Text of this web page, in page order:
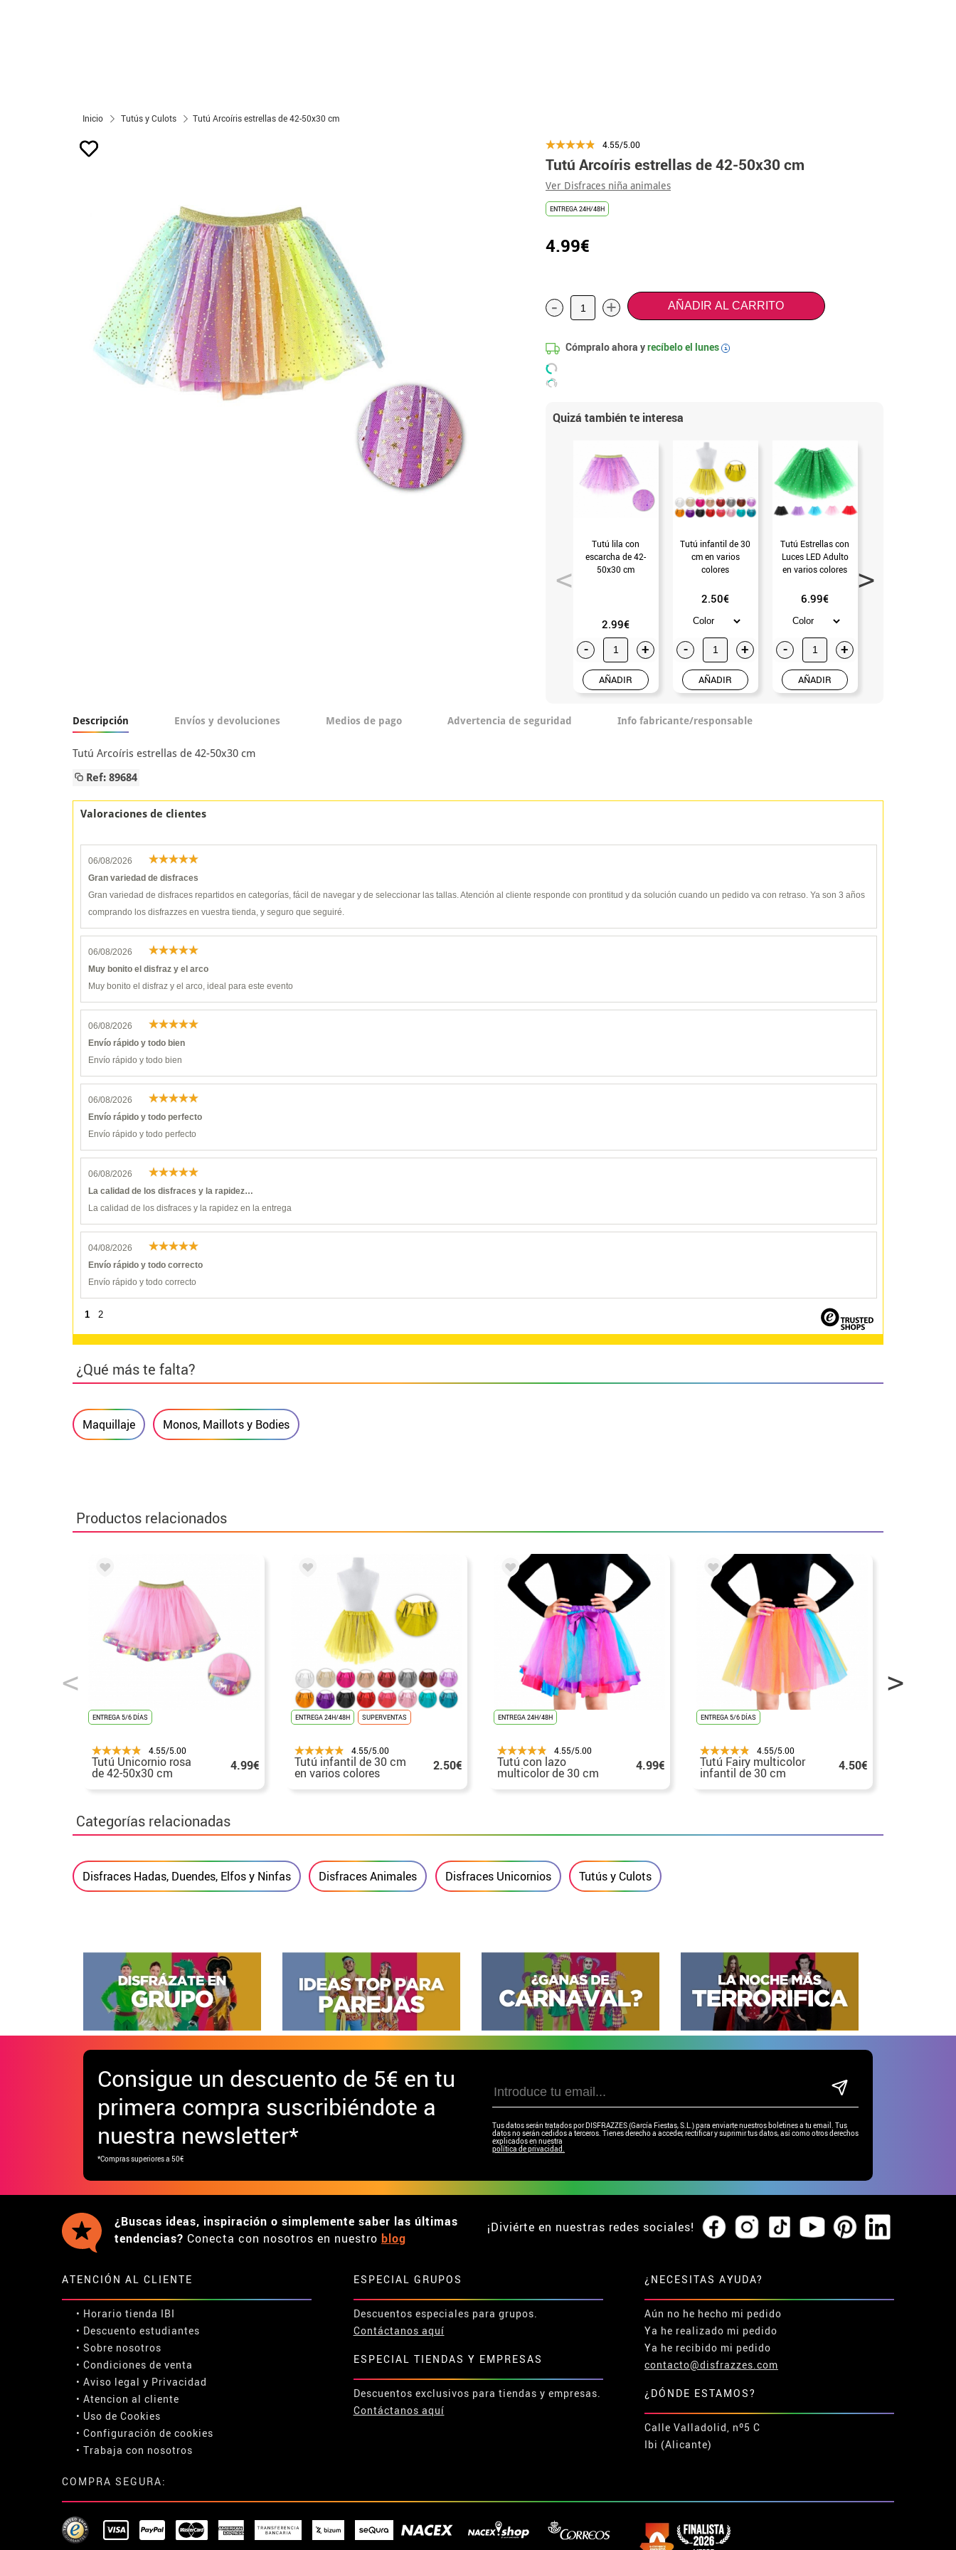
Inicio Tutús y Culots Tutú Arcoíris estrellas de 42-50x30 cm
4.55/5.00
Tutú Arcoíris estrellas de 42-50x30 cm
Ver Disfraces niña animales
ENTREGA 24H/48H
4.99€
- + AÑADIR AL CARRITO
Cómpralo ahora yrecíbelo el lunes i
Quizá también te interesa
Tutú lila con
escarcha de 42-
50x30 cm
2.99€
- +
AÑADIR
Tutú infantil de 30
cm en varios
colores
2.50€
- +
AÑADIR
Tutú Estrellas con
Luces LED Adulto
en varios colores
6.99€
- +
AÑADIR
Descripción Envíos y devoluciones Medios de pago Advertencia de seguridad Info fabricante/responsable
Tutú Arcoíris estrellas de 42-50x30 cm
Ref: 89684
Valoraciones de clientes
06/08/2026
Gran variedad de disfraces
Gran variedad de disfraces repartidos en categorías, fácil de navegar y de seleccionar las tallas. Atención al cliente responde con prontitud y da solución cuando un pedido va con retraso. Ya son 3 años
comprando los disfrazzes en vuestra tienda, y seguro que seguiré.
06/08/2026
Muy bonito el disfraz y el arco
Muy bonito el disfraz y el arco, ideal para este evento
06/08/2026
Envío rápido y todo bien
Envío rápido y todo bien
06/08/2026
Envío rápido y todo perfecto
Envío rápido y todo perfecto
06/08/2026
La calidad de los disfraces y la rapidez…
La calidad de los disfraces y la rapidez en la entrega
04/08/2026
Envío rápido y todo correcto
Envío rápido y todo correcto
1 2
¿Qué más te falta?
Maquillaje Monos, Maillots y Bodies
Productos relacionados
ENTREGA 5/6 DÍAS
4.55/5.00
Tutú Unicornio rosa
de 42-50x30 cm 4.99€
ENTREGA 24H/48H SUPERVENTAS
4.55/5.00
Tutú infantil de 30 cm
en varios colores 2.50€
ENTREGA 24H/48H
4.55/5.00
Tutú con lazo
multicolor de 30 cm 4.99€
ENTREGA 5/6 DÍAS
4.55/5.00
Tutú Fairy multicolor
infantil de 30 cm 4.50€
Categorías relacionadas
Disfraces Hadas, Duendes, Elfos y Ninfas Disfraces Animales Disfraces Unicornios Tutús y Culots
Consigue un descuento de 5€ en tu
primera compra suscribiéndote a
nuestra newsletter*
*Compras superiores a 50€
Tus datos serán tratados por DISFRAZZES (García Fiestas, S.L.) para enviarte nuestros boletines a tu email. Tus
datos no serán cedidos a terceros. Tienes derecho a acceder, rectificar y suprimir tus datos, así como otros derechos
explicados en nuestra
política de privacidad.
¿Buscas ideas, inspiración o simplemente saber las últimas
tendencias? Conecta con nosotros en nuestro blog
¡Diviérte en nuestras redes sociales!
ATENCIÓN AL CLIENTE
• Horario tienda IBI
• Descuento estudiantes
• Sobre nosotros
• Condiciones de venta
• Aviso legal y Privacidad
• Atencion al cliente
• Uso de Cookies
• Configuración de cookies
• Trabaja con nosotros
ESPECIAL GRUPOS
Descuentos especiales para grupos.
Contáctanos aquí
ESPECIAL TIENDAS Y EMPRESAS
Descuentos exclusivos para tiendas y empresas.
Contáctanos aquí
¿NECESITAS AYUDA?
Aún no he hecho mi pedido
Ya he realizado mi pedido
Ya he recibido mi pedido
contacto@disfrazzes.com
¿DÓNDE ESTAMOS?
Calle Valladolid, nº5 C
Ibi (Alicante)
COMPRA SEGURA: